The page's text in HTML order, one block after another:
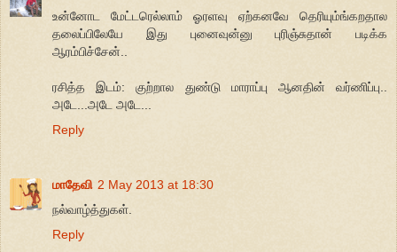
உன்னோட மேட்டரெல்லாம் ஓரளவு ஏற்கனவே தெரியும்ங்கறதால
தலைப்பிலேயே இது புனைவுன்னு புரிஞ்சுதான் படிக்க
ஆரம்பிச்சேன்..
ரசித்த இடம்: குற்றால துண்டு மாராப்பு ஆனதின் வர்ணிப்பு..
அடே...அடே அடே...
Reply
மாதேவி 2 May 2013 at 18:30
நல்வாழ்த்துகள்.
Reply